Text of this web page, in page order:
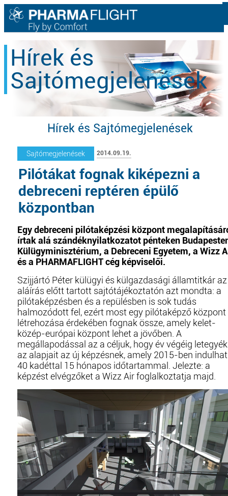
Hírek és
Sajtómegjelenések
Hírek és Sajtómegjelenések
Sajtómegjelenések 2014.09.19.
Pilótákat fognak kiképezni a
debreceni reptéren épülő
központban
Egy debreceni pilótaképzési központ
írtak alá szándéknyilatkozatot pénteken
Külügyminisztérium, a Debreceni Egyetem, a Wizz
és a PHARMAFLIGHT cég képviselői.
Szijjártó Péter külügyi és külgazdasági államtitkár az
aláírás előtt tartott sajtótájékoztatón azt mondta: a
pilótaképzésben és a repülésben is sok tudás
halmozódott fel, ezért most egy pilótaképző központ
létrehozása érdekében fognak össze, amely kelet-
közép-európai központ lehet a jövőben. A
megállapodással az a céljuk, hogy év végéig letegyék
az alapjait az új képzésnek, amely 2015-ben indulhat
40 kadéttal 15 hónapos időtartammal. Jelezte: a
képzést elvégzőket a Wizz Air foglalkoztatja majd.